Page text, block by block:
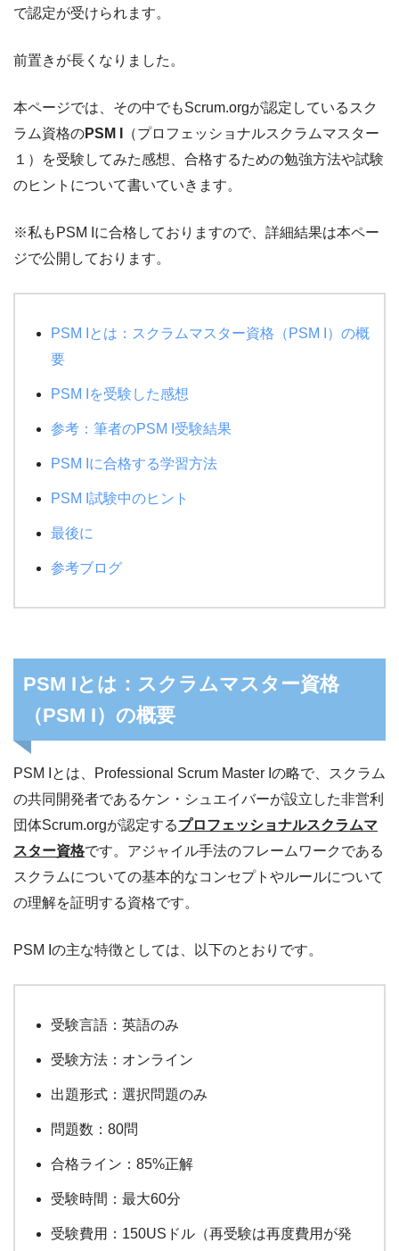
で認定が受けられます。
前置きが長くなりました。
本ページでは、その中でもScrum.orgが認定しているスク
ラム資格のPSM I
（プロフェッショナルスクラムマスター
１）を受験してみた感想、合格するための勉強方法や試験
のヒントについて書いていきます。
※私もPSM Iに合格しておりますので、詳細結果は本ペー
ジで公開しております。
PSM Iとは：スクラムマスター資格（PSM I）の概
要
PSM Iを受験した感想
参考：筆者のPSM I受験結果
PSM Iに合格する学習方法
PSM I試験中のヒント
最後に
参考ブログ
PSM Iとは：スクラムマスター資格
（PSM I）の概要
PSM Iとは、Professional Scrum Master Iの略で、スクラム
の共同開発者であるケン・シュエイバーが設立した非営利
団体Scrum.orgが認定するプロフェッショナルスクラムマ
スター資格です。アジャイル手法のフレームワークである
スクラムについての基本的なコンセプトやルールについて
の理解を証明する資格です。
PSM Iの主な特徴としては、以下のとおりです。
受験言語：英語のみ
受験方法：オンライン
出題形式：選択問題のみ
問題数：80問
合格ライン：85%正解
受験時間：最大60分
受験費用：150USドル（再受験は再度費用が発